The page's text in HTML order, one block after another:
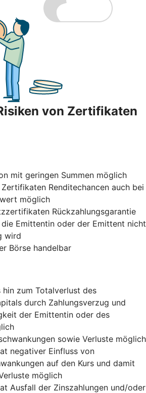
von Zertifikaten
mit geringen Summen möglich
Renditechancen auch bei
möglich
Rückzahlungsgarantie
Emittentin oder der Emittent nicht
wird
Börse handelbar
zum Totalverlust des
durch Zahlungsverzug und
der Emittentin oder des
sowie Verluste möglich
negativer Einfluss von
auf den Kurs und damit
möglich
Ausfall der Zinszahlungen und/oder